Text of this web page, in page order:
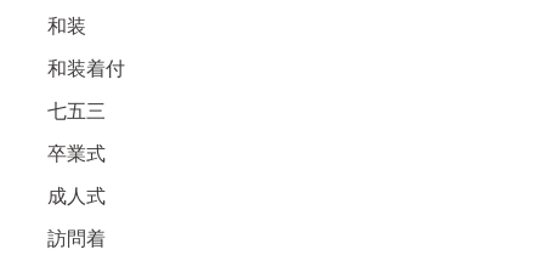
和装
和装着付
七五三
卒業式
成人式
訪問着